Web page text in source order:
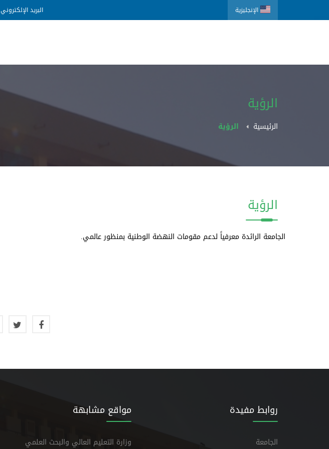
الإنجليزية البريد الإلكتروني
الرؤية
الرئيسية الرؤية
الرؤية
الجامعة الرائدة معرفياً لدعم مقومات النهضة الوطنية بمنظور عالمي.
روابط مفيدة
الجامعة
مواقع مشابهة
وزارة التعليم العالي والبحث العلمي